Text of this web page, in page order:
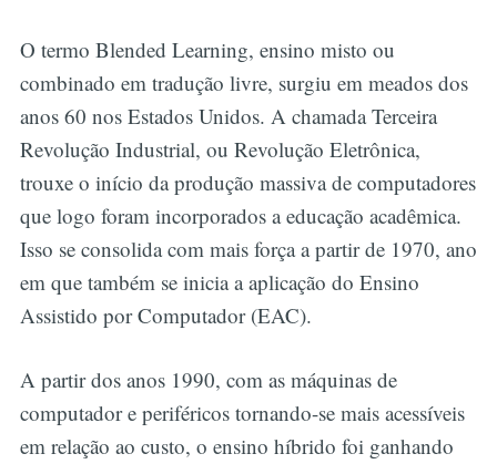
O termo Blended Learning, ensino misto ou
combinado em tradução livre, surgiu em meados dos
anos 60 nos Estados Unidos. A chamada Terceira
Revolução Industrial, ou Revolução Eletrônica,
trouxe o início da produção massiva de computadores
que logo foram incorporados a educação acadêmica.
Isso se consolida com mais força a partir de 1970, ano
em que também se inicia a aplicação do Ensino
Assistido por Computador (EAC).
A partir dos anos 1990, com as máquinas de
computador e periféricos tornando-se mais acessíveis
em relação ao custo, o ensino híbrido foi ganhando